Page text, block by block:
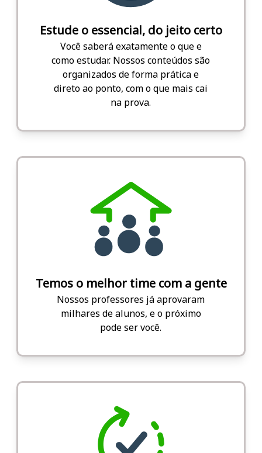
Estude o essencial, do jeito certo
Você saberá exatamente o que e
como estudar. Nossos conteúdos são
organizados de forma prática e
direto ao ponto, com o que mais cai
na prova.
Temos o melhor time com a gente
Nossos professores já aprovaram
milhares de alunos, e o próximo
pode ser você.